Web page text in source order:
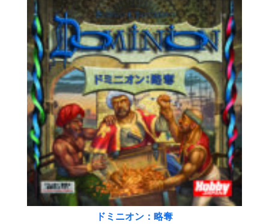
ドミニオン：略奪